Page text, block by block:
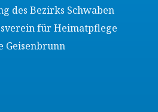
des Bezirks Schwaben
für Heimatpflege
Geisenbrunn